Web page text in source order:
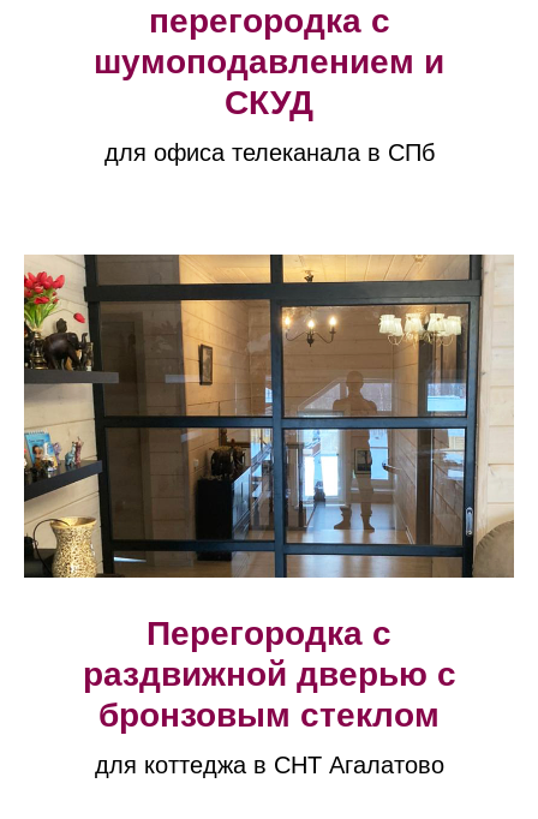
перегородка с
шумоподавлением и
СКУД
для офиса телеканала в СПб
Перегородка с
раздвижной дверью с
бронзовым стеклом
для коттеджа в СНТ Агалатово